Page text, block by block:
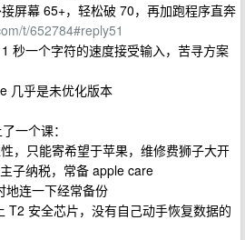
屏幕 65+，轻松破 70，再加跑程序直奔
t/652784#reply51
秒一个字符的速度接受输入，苦寻方案
几乎是未优化版本
一个课：
，只能寄希望于苹果，维修费狮子大开
子纳税，常备 apple care
地连一下经常备份
T2 安全芯片，没有自己动手恢复数据的